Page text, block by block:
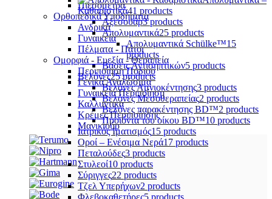
Πιεσόμετρα
Ορθοπεδικά Υποδήματα
Ανδρικά
Γυναικεία
Πέλματα - Πάτοι
Ομορφιά - Ευεξία - Θεραπεία
Περιποίηση Ποδιού
Γενικά Αναλώσιμα
Γυναικεία Περιποίηση
Καλλυντικά
Κρέμες Περιποίησης
Μανικιούρ
Καθαριστικά41 products
Αξεσουάρ3 products
Απολυμαντικά25 products
Απολυμαντικά Schülke™15
products
Βάσεις Αντισηπτικών5 products
Βελόνες25 products
Βελόνες Αμνιοκέντησης3 products
Βελόνες Μεσοθεραπείας2 products
Βελόνες παρακέντησης BD™2 products
Προϊόντα του οίκου BD™10 products
Ιατρικός Ιματισμός15 products
Οροί – Ενέσιμα Νερά17 products
Πεταλούδες3 products
Στυλεοί10 products
Σύριγγες22 products
Τζελ Υπερήχων2 products
Φλεβοκαθετήρες5 products